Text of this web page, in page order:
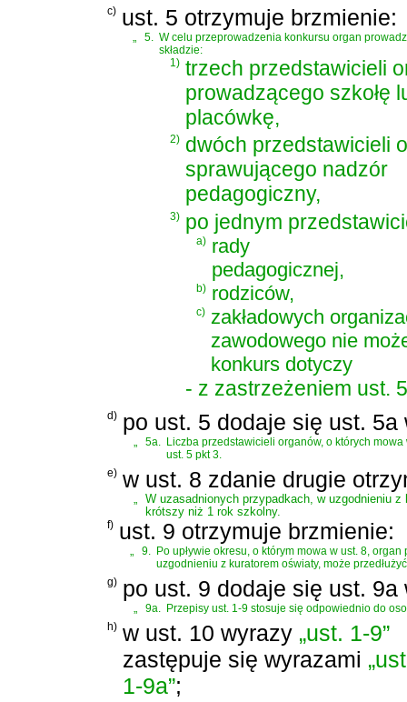
c) ust. 5 otrzymuje brzmienie:
5.
W celu przeprowadzenia konkursu organ
składzie:
1) trzech przedstawicieli
prowadzącego szkołę
placówkę,
2) dwóch przedstawicieli
sprawującego nadzór
pedagogiczny,
3) po jednym
a) rady
pedagogicznej,
b) rodziców,
c) zakładowych
zawodowego nie
konkurs dotyczy
- z zastrzeżeniem ust.
d) po ust. 5 dodaje się ust. 5a
„ 5a. Liczba przedstawicieli organów, o których
ust. 5 pkt 3.
e) w ust. 8 zdanie drugie
„
W uzasadnionych przypadkach, w uzgodnieniu
krótszy niż 1 rok szkolny.
f) ust. 9 otrzymuje brzmienie:
„ 9. Po upływie okresu, o którym mowa w ust. 8,
uzgodnieniu z kuratorem oświaty, może
g) po ust. 9 dodaje się ust. 9a
„ 9a. Przepisy ust. 1-9 stosuje się odpowiednio do
h) w ust. 10 wyrazy „ust. 1-9”
zastępuje się wyrazami
1-9a”;